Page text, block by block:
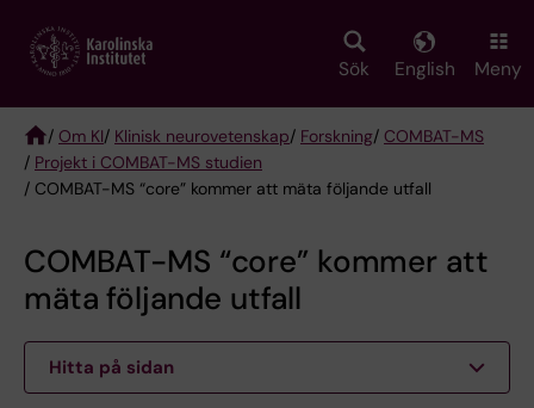
main
Sök English Meny
Breadcrumb
/ Om KI/ Klinisk neurovetenskap/ Forskning/ COMBAT-MS
/ Projekt i COMBAT-MS studien
/ COMBAT-MS “core” kommer att mäta följande utfall
COMBAT-MS “core” kommer att
mäta följande utfall
Hitta på sidan